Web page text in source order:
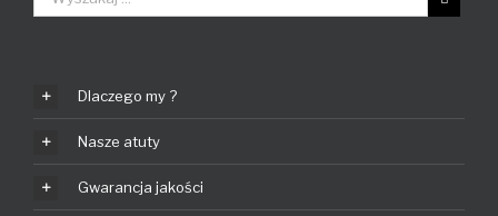
Dlaczego my ?
Nasze atuty
Gwarancja jakości